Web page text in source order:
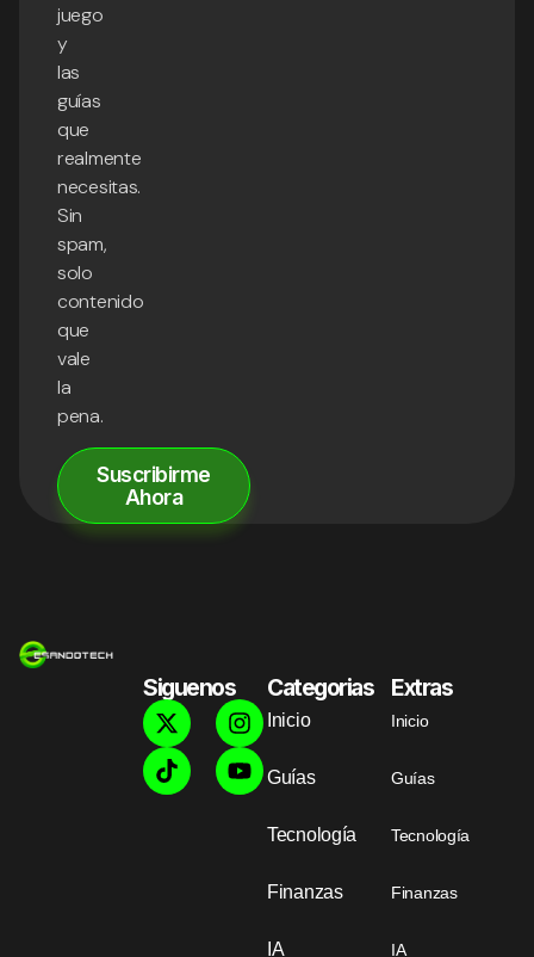
juego
y
las
guías
que
realmente
necesitas.
Sin
spam,
solo
contenido
que
vale
la
pena.
Suscribirme
Ahora
Siguenos Categorias
Inicio
Guías
Tecnología
Finanzas
IA
Extras
Inicio
Guías
Tecnología
Finanzas
IA